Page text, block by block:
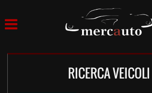
RICERCA VEICOLI